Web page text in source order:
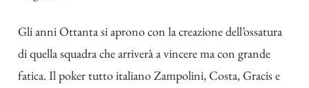
Gli anni Ottanta si aprono con la creazione dell’ossatura
di quella squadra che arriverà a vincere ma con grande
fatica. Il poker tutto italiano Zampolini, Costa, Gracis e